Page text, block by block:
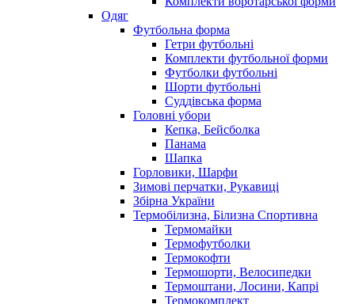
Одяг
Футбольна форма
Гетри футбольні
Комплекти футбольної форми
Футболки футбольні
Шорти футбольні
Суддівська форма
Головні убори
Кепка, Бейсболка
Панама
Шапка
Горловики, Шарфи
Зимові перчатки, Рукавиці
Збірна України
Термобілизна, Білизна Спортивна
Термомайки
Термофутболки
Термокофти
Термошорти, Велосипедки
Термоштани, Лосини, Капрі
Термокомплект